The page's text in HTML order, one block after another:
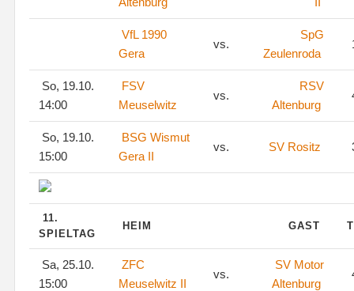
VfL 1990
Gera
vs.
SpG
Zeulenroda
So, 19.10.
14:00
FSV
Meuselwitz
vs.
RSV
Altenburg
So, 19.10.
15:00
BSG Wismut
Gera II
vs. SV Rositz
11.
SPIELTAG
HEIM GAST
Sa, 25.10.
15:00
ZFC
Meuselwitz II
vs.
SV Motor
Altenburg